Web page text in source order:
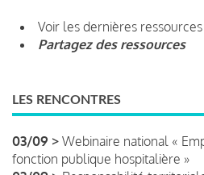
Voir les dernières ressources
Partagez des ressources
LES RENCONTRES
03/09 > Webinaire national «
fonction publique hospitalière »